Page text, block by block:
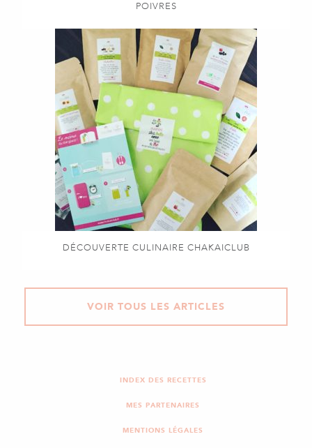
POIVRES
DÉCOUVERTE CULINAIRE CHAKAICLUB
VOIR TOUS LES ARTICLES
INDEX DES RECETTES
MES PARTENAIRES
MENTIONS LÉGALES